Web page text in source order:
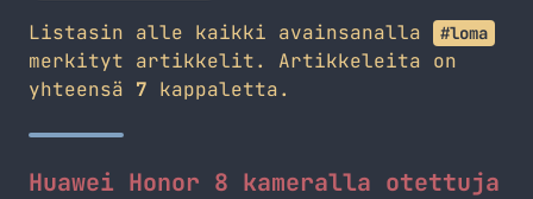
Listasin alle kaikki avainsanalla #loma
merkityt artikkelit. Artikkeleita on
yhteensä 7 kappaletta.
Huawei Honor 8 kameralla otettuja